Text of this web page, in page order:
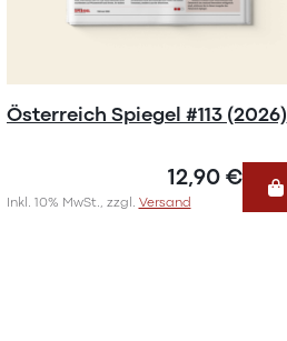
Österreich Spiegel #113 (2026)
12,90 €
Inkl. 10% MwSt., zzgl. Versand